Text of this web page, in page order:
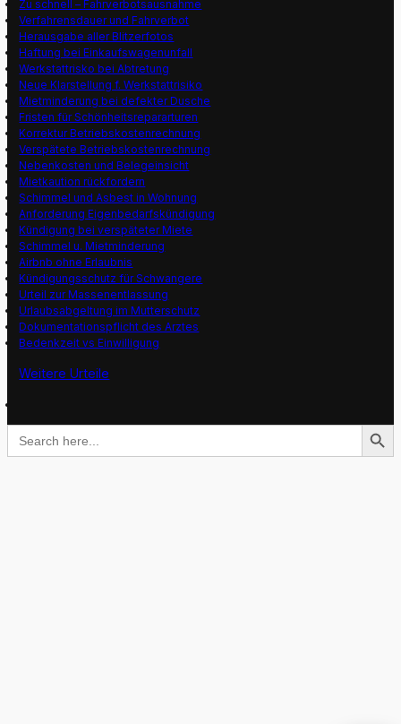
Zu schnell – Fahrverbotsausnahme
Verfahrensdauer und Fahrverbot
Herausgabe aller Blitzerfotos
Haftung bei Einkaufswagenunfall
Werkstattrisko bei Abtretung
Neue Klarstellung f. Werkstattrisiko
Mietminderung bei defekter Dusche
Fristen für Schönheitsrepararturen
Korrektur Betriebskostenrechnung
Verspätete Betriebskostenrechnung
Nebenkosten und Belegeinsicht
Mietkaution rückfordern
Schimmel und Asbest in Wohnung
Anforderung Eigenbedarfskündigung
Kündigung bei verspäteter Miete
Schimmel u. Mietminderung
Airbnb ohne Erlaubnis
Kündigungsschutz für Schwangere
Urteil zur Massenentlassung
Urlaubsabgeltung im Mutterschutz
Dokumentationspflicht des Arztes
Bedenkzeit vs Einwilligung
Weitere Urteile
Search
for:
Search Button